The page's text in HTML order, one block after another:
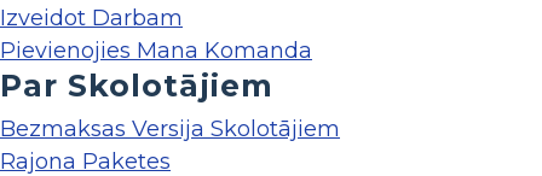
Izveidot Darbam
Pievienojies Mana Komanda
Par Skolotājiem
Bezmaksas Versija Skolotājiem
Rajona Paketes